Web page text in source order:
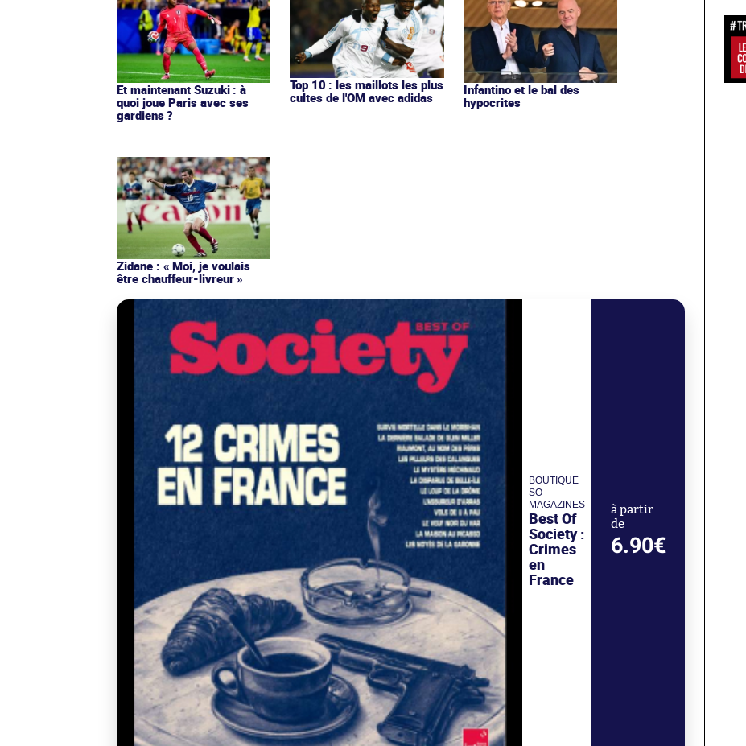
Et maintenant Suzuki : à
quoi joue Paris avec ses
gardiens ?
Top 10 : les maillots les plus
cultes de l'OM avec adidas
Infantino et le bal des
hypocrites
Zidane : « Moi, je voulais
être chauffeur-livreur »
BOUTIQUE
SO -
MAGAZINES
Best Of
Society :
Crimes
en
France
à partir
de
6.90€